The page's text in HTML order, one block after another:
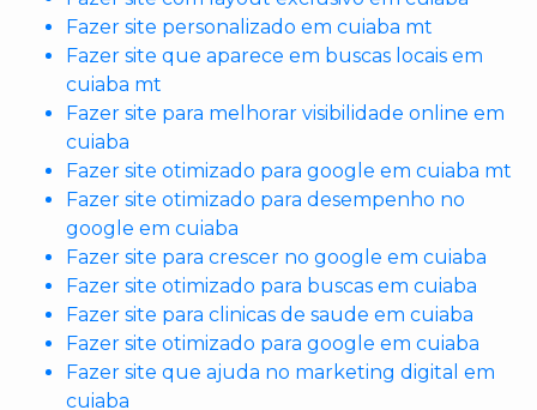
Fazer site personalizado em cuiaba mt
Fazer site que aparece em buscas locais em
cuiaba mt
Fazer site para melhorar visibilidade online em
cuiaba
Fazer site otimizado para google em cuiaba mt
Fazer site otimizado para desempenho no
google em cuiaba
Fazer site para crescer no google em cuiaba
Fazer site otimizado para buscas em cuiaba
Fazer site para clinicas de saude em cuiaba
Fazer site otimizado para google em cuiaba
Fazer site que ajuda no marketing digital em
cuiaba